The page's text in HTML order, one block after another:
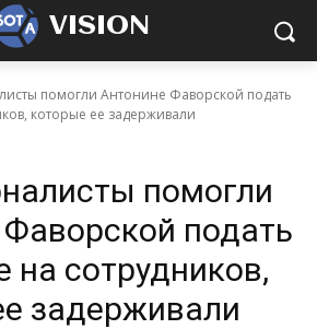
VISION
помогли Антонине Фаворской подать
которые ее задерживали
помогли
подать
на сотрудников,
задерживали